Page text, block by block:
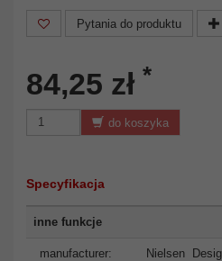
Pytania do produktu
84,25 zł *
do koszyka
Specyfikacja
inne funkcje
manufacturer:
Nielsen